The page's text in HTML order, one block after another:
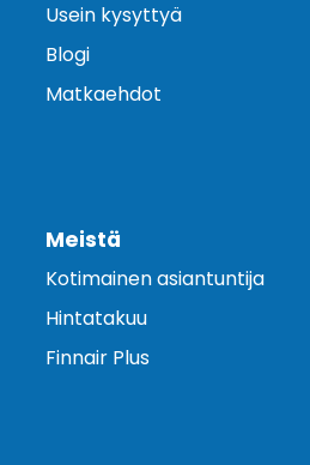
Usein kysyttyä
Blogi
Matkaehdot
Meistä
Kotimainen asiantuntija
Hintatakuu
Finnair Plus